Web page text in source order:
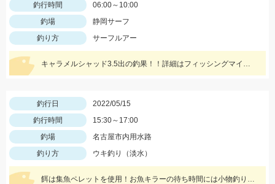
釣行時間
06:00～10:00
釣場
静岡サーフ
釣り方
サーフルアー
キャラメルシャッド3.5出の釣果！！詳細はフィッシングマイスターブログにて近日中公開です。
釣行日
2022/05/15
釣行時間
15:30～17:00
釣場
名古屋市内用水路
釣り方
ウキ釣り（淡水）
餌は集魚ペレットを使用！お魚キラーの待ち時間には小物釣りをして楽しみましょう！